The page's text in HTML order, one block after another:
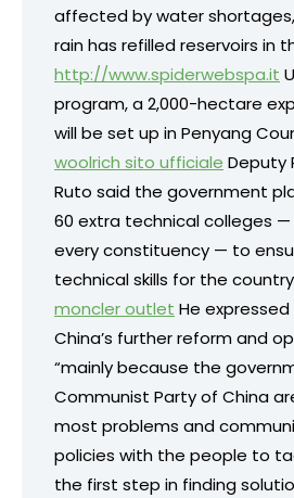
affected by water
rain has refilled reservoirs in
http://www.spiderwebspa.it
program, a 2,000-hectare
will be set up in Penyang
woolrich sito ufficiale Deputy
Ruto said the government
60 extra technical colleges
every constituency — to
technical skills for the
moncler outlet He
China’s further reform and
“mainly because the
Communist Party of China
most problems and
policies with the people to
the first step in finding